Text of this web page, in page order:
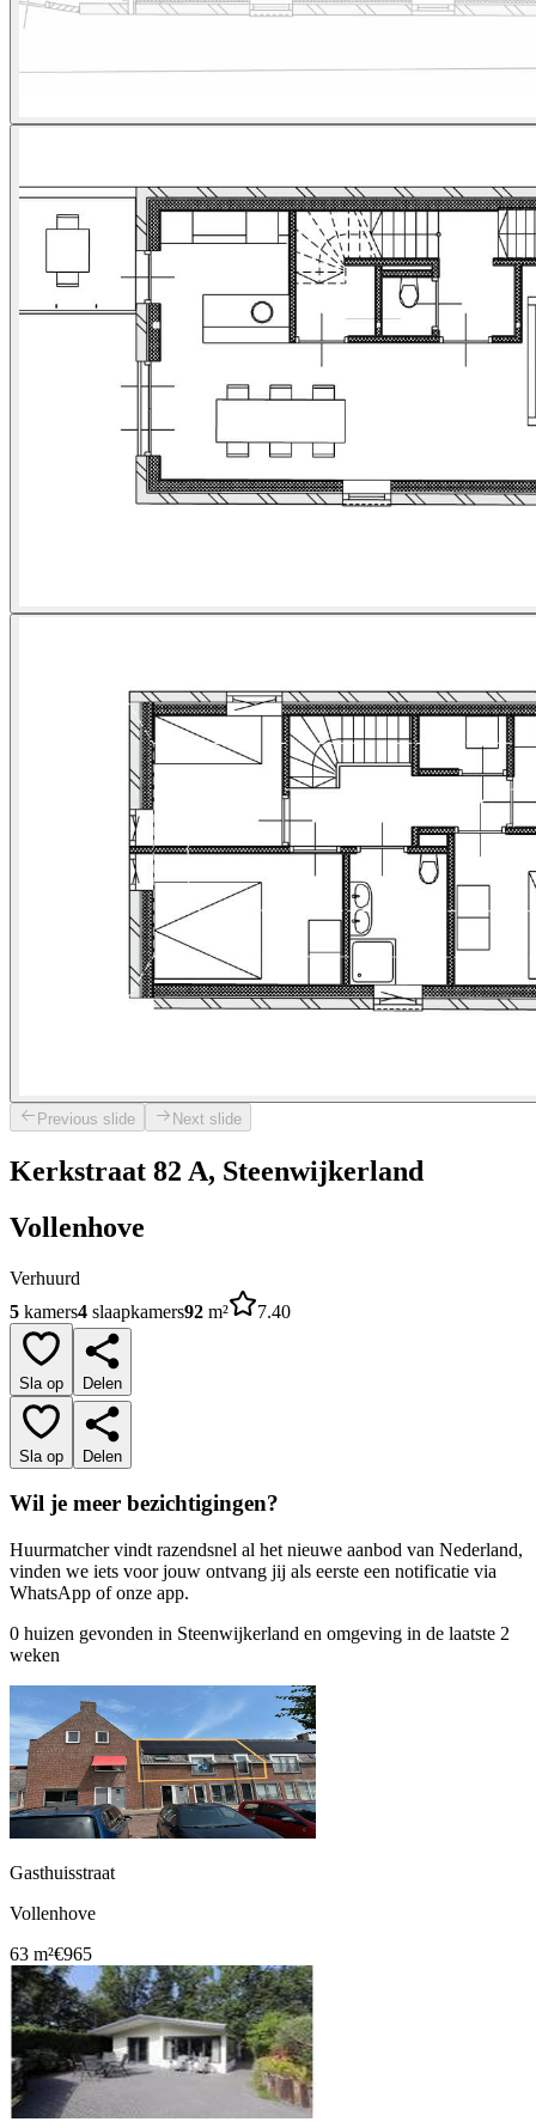
Previous slide Next slide
Kerkstraat 82 A, Steenwijkerland
Vollenhove
Verhuurd
5 kamers4 slaapkamers92 m² 7.40
Sla op Delen
Sla op Delen
Wil je meer bezichtigingen?
Huurmatcher vindt razendsnel al het nieuwe aanbod van Nederland,
vinden we iets voor jouw ontvang jij als eerste een notificatie via
WhatsApp of onze app.
0 huizen gevonden in Steenwijkerland en omgeving in de laatste 2
weken
Gasthuisstraat
Vollenhove
63 m²€965